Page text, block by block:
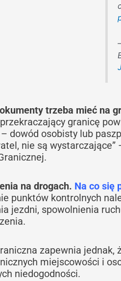
trzeba mieć na
przekraczający granicę
dowód osobisty lub
nie są wystarczające”
na drogach. Na co się
punktów kontrolnych
jezdni, spowolnienia
zapewnia jednak,
miejscowości i
niedogodności.